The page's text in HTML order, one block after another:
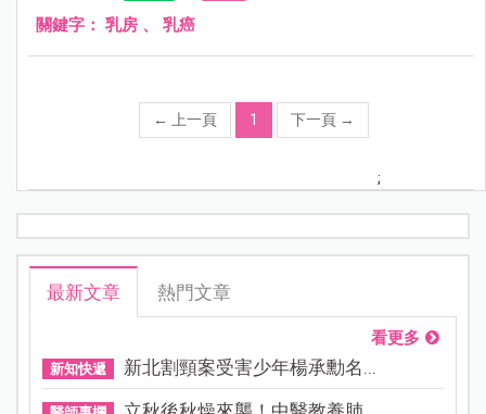
關鍵字： 乳房 、 乳癌
← 上一頁 1 下一頁 →
;
最新文章 熱門文章
看更多
新知快遞 新北割頸案受害少年楊承勳名...